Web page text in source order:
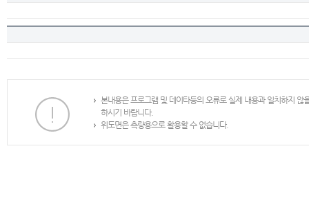
본내용은 프로그램 및 데이타등의 오류로 실제 내용과 일치하지
하시기 바랍니다.
위도면은 측량용으로 활용할 수 없습니다.